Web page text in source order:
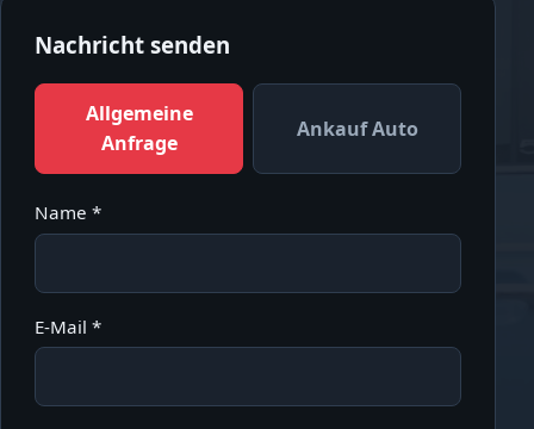
Nachricht senden
Allgemeine
Anfrage
Ankauf Auto
Name *
E-Mail *